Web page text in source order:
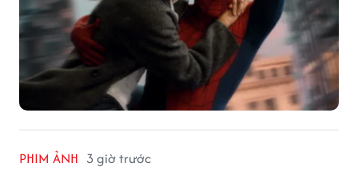
PHIM ẢNH 3 giờ trước